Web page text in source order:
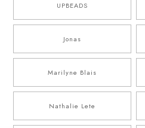
UPBEADS
Jonas
Marilyne Blais
Nathalie Lete